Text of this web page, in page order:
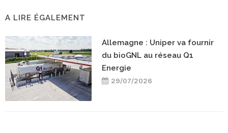
A LIRE ÉGALEMENT
Allemagne : Uniper va fournir
du bioGNL au réseau Q1
Energie
29/07/2026